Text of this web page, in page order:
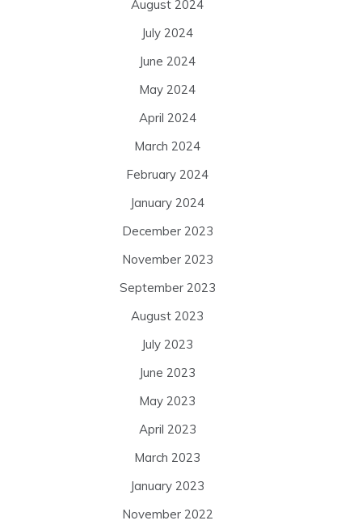
August 2024
July 2024
June 2024
May 2024
April 2024
March 2024
February 2024
January 2024
December 2023
November 2023
September 2023
August 2023
July 2023
June 2023
May 2023
April 2023
March 2023
January 2023
November 2022